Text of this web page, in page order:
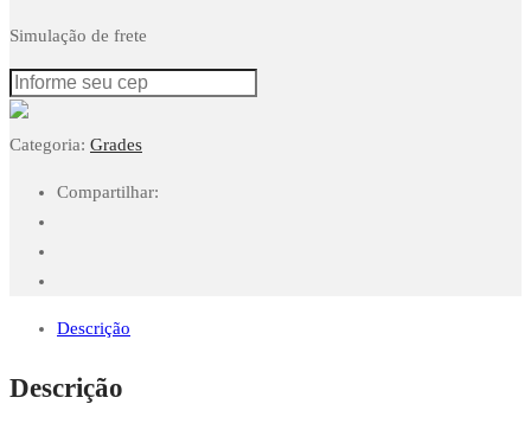
Simulação de frete
Categoria: Grades
Compartilhar:
Descrição
Descrição